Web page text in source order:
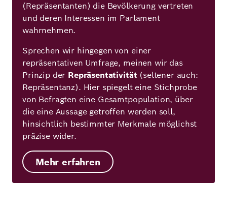
(Repräsentanten) die Bevölkerung vertreten
und deren Interessen im Parlament
wahrnehmen.
Sprechen wir hingegen von einer
repräsentativen Umfrage, meinen wir das
Prinzip der Repräsentativität (seltener auch:
Repräsentanz). Hier spiegelt eine Stichprobe
von Befragten eine Gesamtpopulation, über
die eine Aussage getroffen werden soll,
hinsichtlich bestimmter Merkmale möglichst
präzise wider.
Mehr erfahren